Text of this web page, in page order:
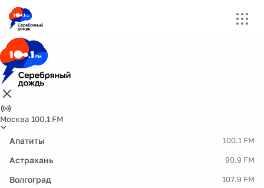
Москва 100.1 FM
Апатиты 100.1 FM
Астрахань 90.9 FM
Волгоград 107.9 FM